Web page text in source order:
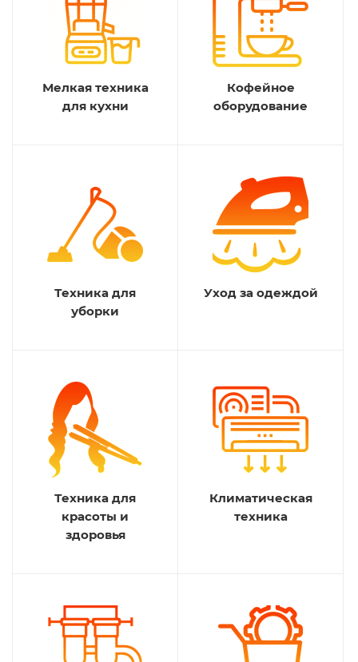
Мелкая техника
для кухни
Кофейное
оборудование
Техника для
уборки
Уход за одеждой
Техника для
красоты и
здоровья
Климатическая
техника